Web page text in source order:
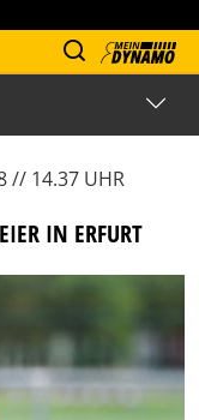
// 14.37 UHR
IN ERFURT